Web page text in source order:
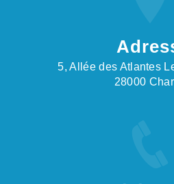
5, Allée des Atlantes
28000